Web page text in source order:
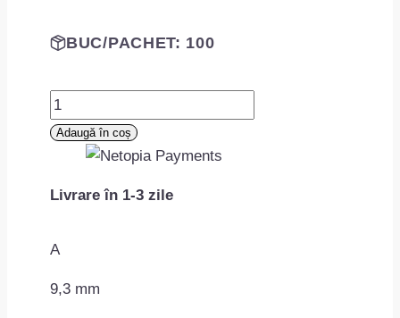
BUC/PACHET: 100
Cantitate
Holtsurub
autofiletant
plat
mm
Adaugă în coș
Livrare în 1-3 zile
A
9,3 mm